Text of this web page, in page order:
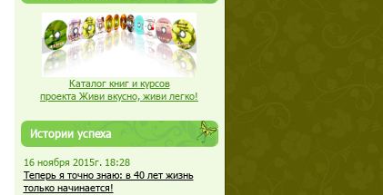
Каталог книг и курсов
проекта Живи вкусно, живи легко!
Истории успеха
16 ноября 2015г. 18:28
Теперь я точно знаю: в 40 лет жизнь
только начинается!